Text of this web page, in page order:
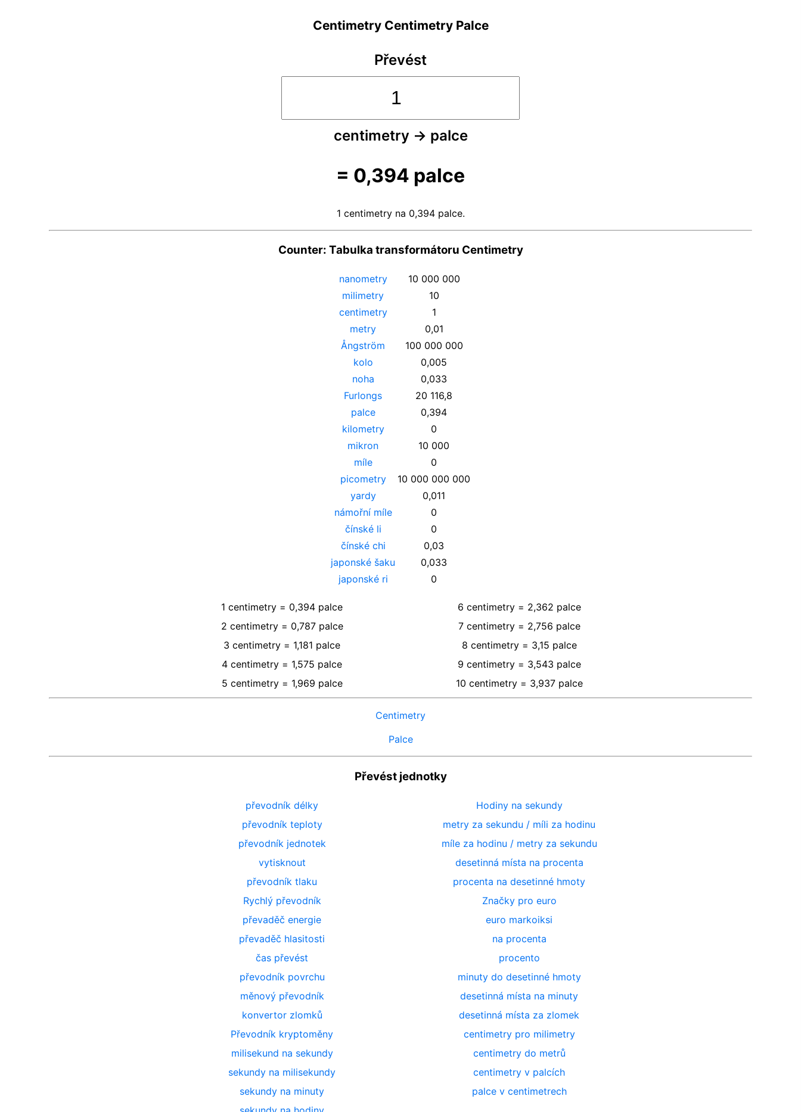
Centimetry Centimetry Palce
Převést
centimetry → palce
= 0,394 palce
1 centimetry na 0,394 palce.
Counter: Tabulka transformátoru Centimetry
nanometry
10 000 000
milimetry
10
centimetry
1
metry
0,01
Ångström
100 000 000
kolo
0,005
noha
0,033
Furlongs
20 116,8
palce
0,394
kilometry
0
mikron
10 000
míle
0
picometry
10 000 000 000
yardy
0,011
námořní míle
0
čínské li
0
čínské chi
0,03
japonské šaku
0,033
japonské ri
0
1 centimetry = 0,394 palce
2 centimetry= 0,787 palce
3 centimetry = 1,181 palce
4 centimetry = 1,575 palce
5 centimetry= 1,969 palce
6 centimetry= 2,362 palce
7 centimetry= 2,756 palce
8 centimetry= 3,15 palce
9 centimetry= 3,543 palce
10 centimetry= 3,937 palce
Centimetry
Palce
Převést jednotky
převodník délky
převodník teploty
převodník jednotek
vytisknout
převodník tlaku
Rychlý převodník
převaděč energie
převaděč hlasitosti
čas převést
převodník povrchu
měnový převodník
konvertor zlomků
Převodník kryptoměny
milisekund na sekundy
sekundy na milisekundy
sekundy na minuty
Hodiny na sekundy
metry za sekundu / míli za hodinu
míle za hodinu / metry za sekundu
desetinná místa na procenta
procenta na desetinné hmoty
Značky pro euro
euro markoiksi
na procenta
procento
minuty do desetinné hmoty
desetinná místa na minuty
desetinná místa za zlomek
centimetry pro milimetry
centimetry do metrů
centimetry v palcích
palce v centimetrech